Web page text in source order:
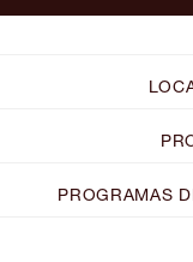
PROGRAMAS